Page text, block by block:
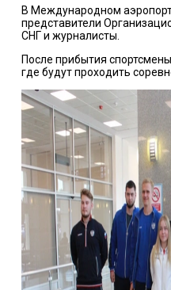
В Международном
представители
СНГ и журналисты.
После прибытия
где будут проходить